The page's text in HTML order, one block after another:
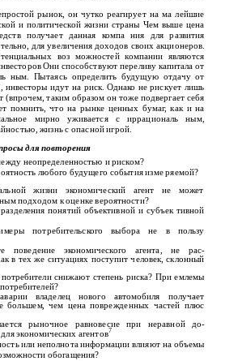
рынок, он чутко реагирует на ма­ лейшие
и политической жизни страны Чем выше цена
получает данная компа­ ния для развития
для увеличения доходов своих акционеров.
воз­ можностей компании являются
Они способствуют переливу капитала от
ным. Пытаясь определить будущую отдачу от
инвесторы идут на риск. Однако не рискует лишь
(впрочем, таким образом он тоже подвергает себя
помнить, что на рынке ценных бумаг, как и на
мирно уживается с иррациональ­ ным,
жизнь с опасной игрой.
для повторения
неопределенностью и риском?
любого будущего события изме­ ряемой?
жизни экономический агент не может
подходом к оценке вероятности?
понятий объективной и субъек­ тивной
потребительского выбора не в пользу
поведение экономического агента, не рас­
в тех же ситуациях поступит человек, склонный
снижают степень риска? При­ емлемы
владелец нового автомобиля получает
большем, чем цена поврежденных частей плюс
рыночное равновесие при неравной до­
экономических агентов7
или неполнота информации влияют на объемы
обогащения?